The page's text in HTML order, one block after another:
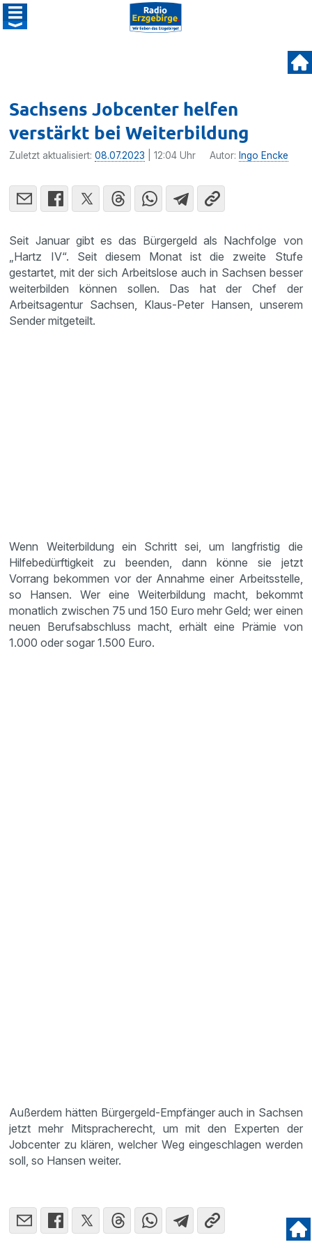
Sachsens Jobcenter helfen
verstärkt bei Weiterbildung
Zuletzt aktualisiert:08.07.2023 | 12:04 Uhr Autor: Ingo Encke
Seit Januar gibt es das Bürgergeld als Nachfolge von
„Hartz IV“. Seit diesem Monat ist die zweite Stufe
gestartet, mit der sich Arbeitslose auch in Sachsen besser
weiterbilden können sollen. Das hat der Chef der
Arbeitsagentur Sachsen, Klaus-Peter Hansen, unserem
Sender mitgeteilt.
Wenn Weiterbildung ein Schritt sei, um langfristig die
Hilfebedürftigkeit zu beenden, dann könne sie jetzt
Vorrang bekommen vor der Annahme einer Arbeitsstelle,
so Hansen. Wer eine Weiterbildung macht, bekommt
monatlich zwischen 75 und 150 Euro mehr Geld; wer einen
neuen Berufsabschluss macht, erhält eine Prämie von
1.000 oder sogar 1.500 Euro.
Außerdem hätten Bürgergeld-Empfänger auch in Sachsen
jetzt mehr Mitspracherecht, um mit den Experten der
Jobcenter zu klären, welcher Weg eingeschlagen werden
soll, so Hansen weiter.